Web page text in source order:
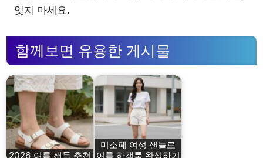
잊지 마세요.
함께보면 유용한 게시물
2026 여름 샌들 추천
미소페 여성 샌들로
여름 하객룩 완성하기